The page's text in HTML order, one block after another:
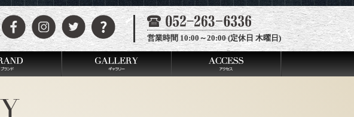
営業時間 10:00～20:00 (定休日 木曜日)